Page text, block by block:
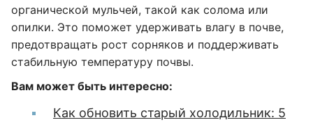
органической мульчей, такой как солома или
опилки. Это поможет удерживать влагу в почве,
предотвращать рост сорняков и поддерживать
стабильную температуру почвы.
Вам может быть интересно:
Как обновить старый холодильник: 5